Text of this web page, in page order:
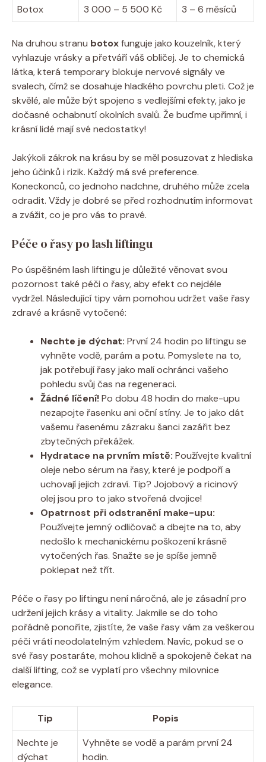
Botox
3 000 – 5 500 Kč 3 – 6 měsíců
Na druhou stranu botoxfunguje jako kouzelník, který
vyhlazuje vrásky a přetváří váš obličej. Je to chemická
látka, která temporary blokuje nervové signály ve
svalech, čímž se dosahuje hladkého povrchu pleti. Což je
skvělé, ale může být spojeno s vedlejšími efekty, jako je
dočasné ochabnutí okolních svalů. Že buďme upřímní, i
krásní lidé mají své nedostatky!
Jakýkoli zákrok na krásu by se měl posuzovat z hlediska
jeho účinků i rizik. Každý má své preference.
Koneckonců, co jednoho nadchne, druhého může zcela
odradit. Vždy je dobré se před rozhodnutím informovat
a zvážit, co je pro vás to pravé.
Péče o řasy po lash liftingu
Po úspěšném lash liftingu je důležité věnovat svou
pozornost také péči o řasy, aby efekt co nejdéle
vydržel. Následující tipy vám pomohou udržet vaše řasy
zdravé a krásně vytočené:
Nechte je dýchat: První 24 hodin po liftingu se
vyhněte vodě, parám a potu. Pomyslete na to,
jak potřebují řasy jako malí ochránci vašeho
pohledu svůj čas na regeneraci.
Žádné líčení!Po dobu 48 hodin do make-upu
nezapojte řasenku ani oční stíny. Je to jako dát
vašemu řasenému zázraku šanci zazářit bez
zbytečných překážek.
Hydratace na prvním místě: Používejte kvalitní
oleje nebo sérum na řasy, které je podpoří a
uchovají jejich zdraví. Tip? Jojobový a ricinový
olej jsou pro to jako stvořená dvojice!
Opatrnost při odstranění make-upu:
Používejte jemný odličovač a dbejte na to, aby
nedošlo k mechanickému poškození krásně
vytočených řas. Snažte se je spíše jemně
poklepat než třít.
Péče o řasy po liftingu není náročná, ale je zásadní pro
udržení jejich krásy a vitality. Jakmile se do toho
pořádně ponoříte, zjistíte, že vaše řasy vám za veškerou
péči vrátí neodolatelným vzhledem. Navíc, pokud se o
své řasy postaráte, mohou klidně a spokojeně čekat na
další lifting, což se vyplatí pro všechny milovnice
elegance.
Tip
Popis
Nechte je
dýchat
Vyhněte se vodě a parám první 24
hodin.